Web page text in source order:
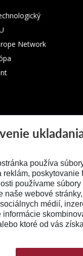
Network
používa
reklám,
používame
naše webové
médií,
informácie
ktoré od vás